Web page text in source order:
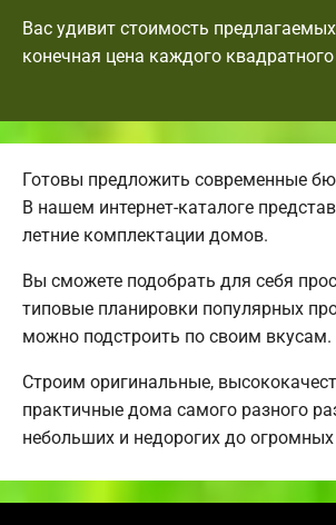
Вас удивит стоимость предлагаемых
конечная цена каждого
Готовы предложить современные
В нашем интернет-каталоге
летние комплектации домов.
Вы сможете подобрать для себя
типовые планировки популярных
можно подстроить по своим вкусам.
Строим оригинальные,
практичные дома самого разного
небольших и недорогих до